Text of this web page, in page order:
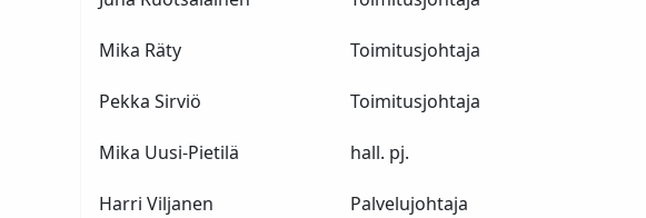
Mika Räty Toimitusjohtaja
Pekka Sirviö Toimitusjohtaja
Mika Uusi-Pietilä hall. pj.
Harri Viljanen Palvelujohtaja